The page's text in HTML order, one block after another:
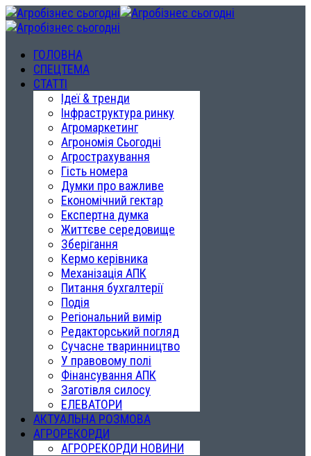
ГОЛОВНА
СПЕЦТЕМА
СТАТТІ
Ідеї & тренди
Інфраструктура ринку
Агромаркетинг
Агрономія Сьогодні
Агрострахування
Гість номера
Думки про важливе
Економічний гектар
Експертна думка
Життєве середовище
Зберігання
Кермо керівника
Механізація АПК
Питання бухгалтерії
Подія
Регіональний вимір
Редакторський погляд
Сучасне тваринництво
У правовому полі
Фінансування АПК
Заготівля силосу
ЕЛЕВАТОРИ
АКТУАЛЬНА РОЗМОВА
АГРОРЕКОРДИ
АГРОРЕКОРДИ НОВИНИ